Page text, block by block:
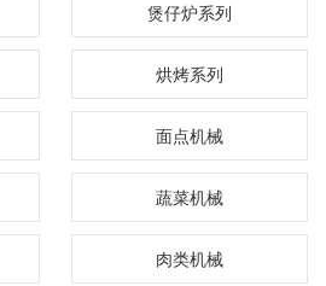
煲仔炉系列
烘烤系列
面点机械
蔬菜机械
肉类机械